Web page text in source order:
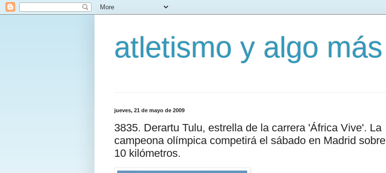
atletismo y algo más
jueves, 21 de mayo de 2009
3835. Derartu Tulu, estrella de la carrera 'África Vive'. La
campeona olímpica competirá el sábado en Madrid sobre
10 kilómetros.